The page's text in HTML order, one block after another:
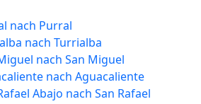
nach Purral
nach Turrialba
nach San Miguel
nach Aguacaliente
Abajo nach San Rafael